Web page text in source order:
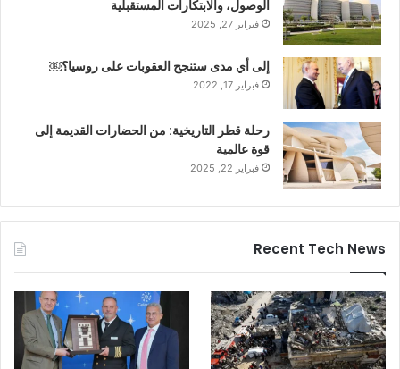
الوصول، والابتكارات المستقبلية
فبراير 27, 2025
إلى أي مدى ستنجح العقوبات على روسيا؟￼
فبراير 17, 2022
رحلة قطر التاريخية: من الحضارات القديمة إلى
قوة عالمية
فبراير 22, 2025
Recent Tech News